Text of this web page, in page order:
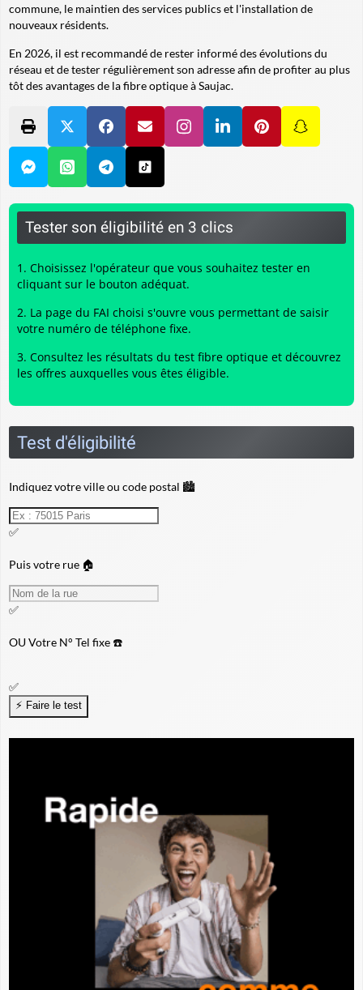
commune, le maintien des services publics et l'installation de
nouveaux résidents.
En 2026, il est recommandé de rester informé des évolutions du
réseau et de tester régulièrement son adresse afin de profiter au plus
tôt des avantages de la fibre optique à Saujac.
Tester son éligibilité en 3 clics
Choisissez l'opérateur que vous souhaitez tester en
cliquant sur le bouton adéquat.
La page du FAI choisi s'ouvre vous permettant de saisir
votre numéro de téléphone fixe.
Consultez les résultats du test fibre optique et découvrez
les offres auxquelles vous êtes éligible.
Test d'éligibilité
Indiquez votre ville ou code postal 🏙️
✅
Puis votre rue 🏠
✅
OUVotre N° Tel fixe ☎️
✅